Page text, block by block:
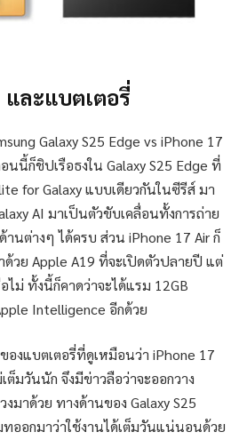
ละแบตเตอรี่
Galaxy S25 Edge vs iPhone 17
นี้ก็ชิปเรือธงใน Galaxy S25 Edge ที่
for Galaxy แบบเดียวกันในซีรีส์ มา
AI มาเป็นตัวขับเคลื่อนทั้งการถ่าย
นต่างๆ ได้ครบ ส่วน iPhone 17 Air ก็
วย Apple A19 ที่จะเปิดตัวปลายปี แต่
ไม่ ทั้งนี้ก็คาดว่าจะได้แรม 12GB
Intelligence อีกด้วย
องแบตเตอรี่ที่ดูเหมือนว่า iPhone 17
ต็มวันนัก จึงมีข่าวลือว่าจะออกวาง
มาด้วย ทางด้านของ Galaxy S25
ออกมาว่าใช้งานได้เต็มวันแน่นอนด้วย